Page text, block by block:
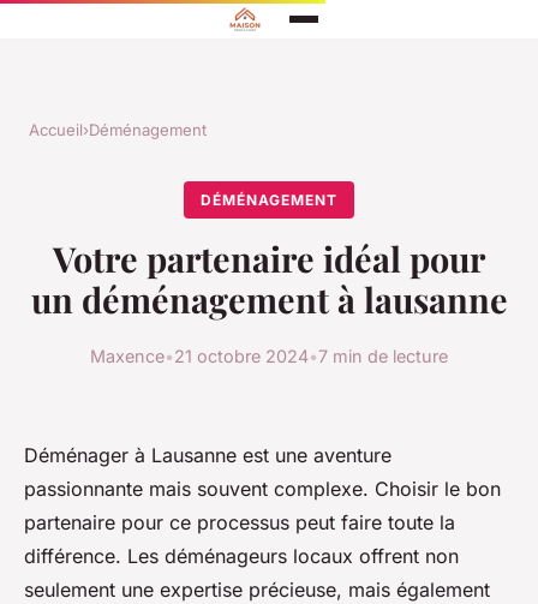
Accueil›Déménagement
DÉMÉNAGEMENT
Votre partenaire idéal pour
un déménagement à lausanne
Maxence•21 octobre 2024•7 min de lecture
Déménager à Lausanne est une aventure
passionnante mais souvent complexe. Choisir le bon
partenaire pour ce processus peut faire toute la
différence. Les déménageurs locaux offrent non
seulement une expertise précieuse, mais également